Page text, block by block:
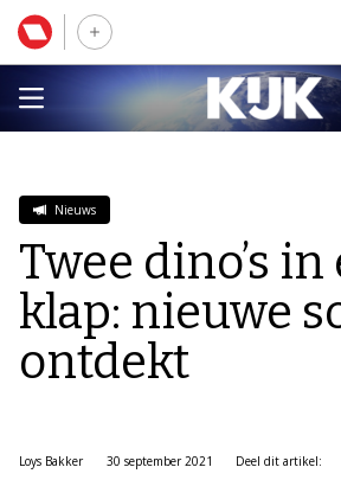
Nieuws
Twee dino’s in
klap: nieuwe
ontdekt
Loys Bakker
30 september 2021
Deel dit artikel: